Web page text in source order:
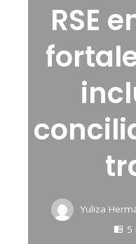
RSE
Yuliza
5